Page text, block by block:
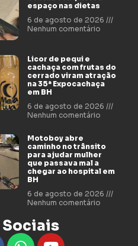
espaço nas dietas
6 de agosto de 2026
Nenhum comentário
Licor de pequi e
cachaça com frutas do
cerrado viram atração
na 35ª Expocachaça
em BH
6 de agosto de 2026
Nenhum comentário
Motoboy abre
caminho no trânsito
para ajudar mulher
que passava mal a
chegar ao hospital em
BH
6 de agosto de 2026
Nenhum comentário
Sociais